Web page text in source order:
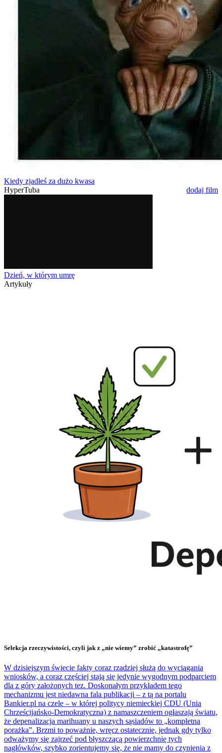
Kiedy zjadłeś za dużo kwasa
HyperTuba
dodaj film
Dzień, w którym umrę
Artykuły
Selekcja rzeczywistości, czyli jak z „nie wiemy” zrobić „katastrofę”
W dzisiejszym świecie fakty coraz rzadziej służą do wyciągania
wniosków, a coraz częściej stają się jedynie wygodnym podparciem
dla z góry założonych tez. Doskonałym przykładem tego
mechanizmu jest niedawna fala publikacji – z tą na portalu
Bankier.pl na czele – w której politycy niemieckiej CDU (Unia
Chrześcijańsko-Demokratyczna) z namaszczeniem ogłaszają światu,
że depenalizacja marihuany u naszych sąsiadów to „kompletna
porażka”. Brzmi to poważnie, wręcz ostatecznie, jednak gdy tylko
odważymy się zajrzeć pod błyszczącą powierzchnię tych
nagłówków, szybko zorientujemy się, że nie mamy do czynienia z